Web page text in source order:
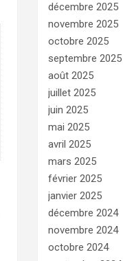
décembre 2025
novembre 2025
octobre 2025
septembre 2025
août 2025
juillet 2025
juin 2025
mai 2025
avril 2025
mars 2025
février 2025
janvier 2025
décembre 2024
novembre 2024
octobre 2024